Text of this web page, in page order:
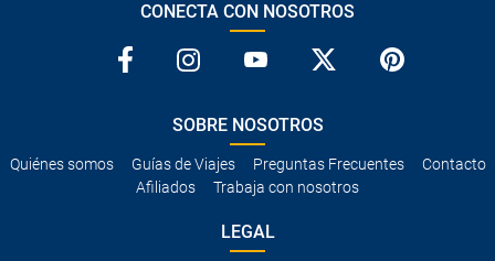
CONECTA CON NOSOTROS
SOBRE NOSOTROS
Quiénes somos Guías de Viajes Preguntas Frecuentes
Contacto
Afiliados
Trabaja con nosotros
LEGAL